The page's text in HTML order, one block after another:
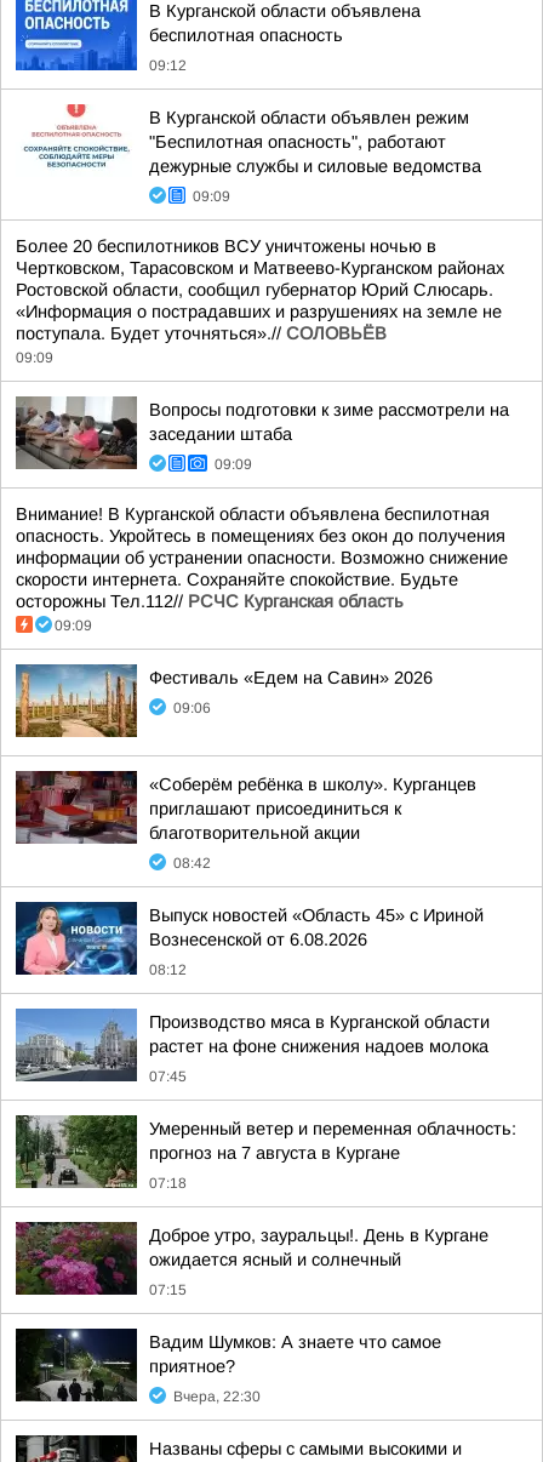
В Курганской области объявлена
беспилотная опасность
09:12
В Курганской области объявлен режим
"Беспилотная опасность", работают
дежурные службы и силовые ведомства
09:09
Более 20 беспилотников ВСУ уничтожены ночью в
Чертковском, Тарасовском и Матвеево-Курганском районах
Ростовской области, сообщил губернатор Юрий Слюсарь.
«Информация о пострадавших и разрушениях на земле не
поступала. Будет уточняться».// СОЛОВЬЁВ
09:09
Вопросы подготовки к зиме рассмотрели на
заседании штаба
09:09
Внимание! В Курганской области объявлена беспилотная
опасность. Укройтесь в помещениях без окон до получения
информации об устранении опасности. Возможно снижение
скорости интернета. Сохраняйте спокойствие. Будьте
осторожны Тел.112// РСЧС Курганская область
09:09
Фестиваль «Едем на Савин» 2026
09:06
«Соберём ребёнка в школу». Курганцев
приглашают присоединиться к
благотворительной акции
08:42
Выпуск новостей «Область 45» с Ириной
Вознесенской от 6.08.2026
08:12
Производство мяса в Курганской области
растет на фоне снижения надоев молока
07:45
Умеренный ветер и переменная облачность:
прогноз на 7 августа в Кургане
07:18
Доброе утро, зауральцы!. День в Кургане
ожидается ясный и солнечный
07:15
Вадим Шумков: А знаете что самое
приятное?
Вчера, 22:30
Названы сферы с самыми высокими и